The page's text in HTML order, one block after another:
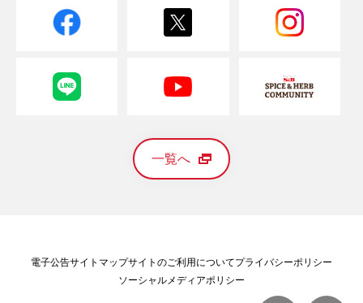
一覧へ
電子公告サイトマップサイトのご利用についてプライバシーポリシー
ソーシャルメディアポリシー